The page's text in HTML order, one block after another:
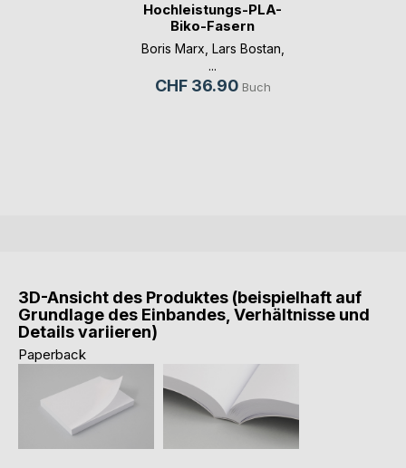
Hochleistungs-PLA-
Biko-Fasern
Boris Marx Lars Bostan
...
CHF 36.90 Buch
3D-Ansicht des Produktes (beispielhaft auf
Grundlage des Einbandes, Verhältnisse und
Details variieren)
Paperback